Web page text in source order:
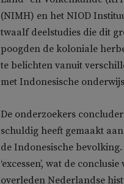
(NIMH) en het NIOD
twaalf deelstudies die dit
poogden de koloniale
te belichten vanuit
met Indonesische
De onderzoekers
schuldig heeft gemaakt
de Indonesische
‘excessen’, wat de
overleden Nederlandse